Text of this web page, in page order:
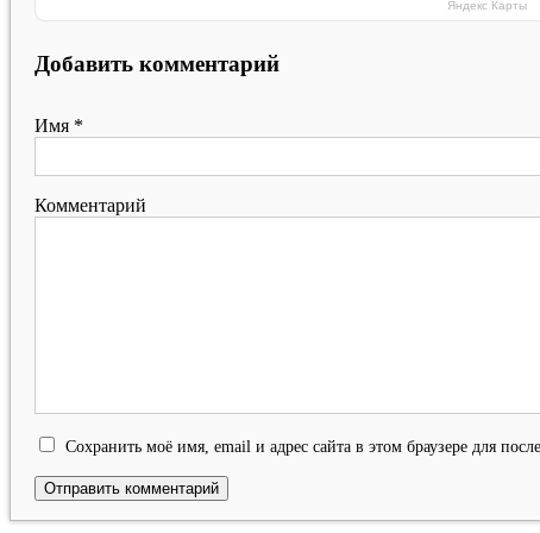
Яндекс Карты
Добавить комментарий
Имя *
Комментарий
Сохранить моё имя, email и адрес сайта в этом браузере для